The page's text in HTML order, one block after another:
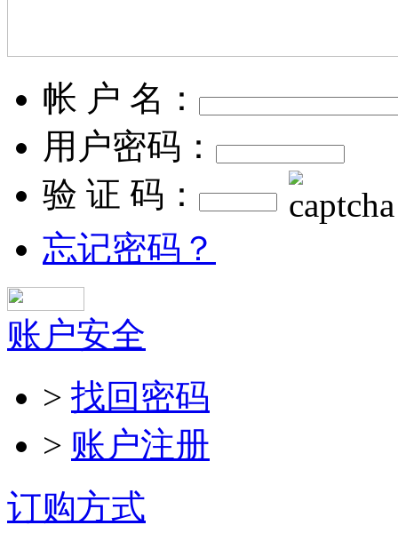
帐 户 名：
用户密码：
验 证 码：
忘记密码？
账户安全
> 找回密码
> 账户注册
订购方式